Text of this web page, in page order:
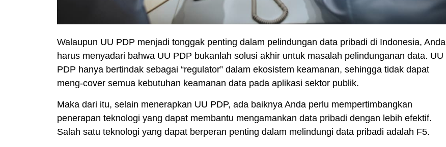
Walaupun UU PDP menjadi tonggak penting dalam pelindungan data pribadi di Indonesia, Anda
harus menyadari bahwa UU PDP bukanlah solusi akhir untuk masalah pelindunganan data. UU
PDP hanya bertindak sebagai “regulator” dalam ekosistem keamanan, sehingga tidak dapat
meng-cover semua kebutuhan keamanan data pada aplikasi sektor publik.
Maka dari itu, selain menerapkan UU PDP, ada baiknya Anda perlu mempertimbangkan
penerapan teknologi yang dapat membantu mengamankan data pribadi dengan lebih efektif.
Salah satu teknologi yang dapat berperan penting dalam melindungi data pribadi adalah F5.